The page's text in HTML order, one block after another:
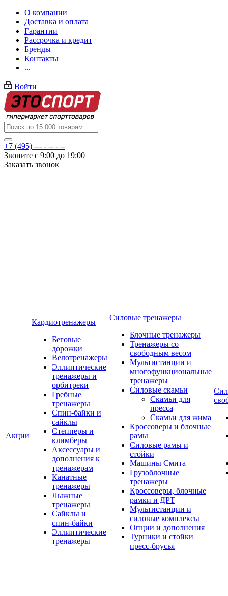
О компании
Доставка и оплата
Гарантии
Рассрочка и кредит
Бренды
Контакты
...
Войти
+7 (495) --- - -- - --
Звоните с 9:00 до 19:00
Заказать звонок
Акции
Кардиотренажеры
Беговые
дорожки
Велотренажеры
Эллиптические
тренажеры и
орбитреки
Гребные
тренажеры
Спин-байки и
сайклы
Степперы и
климберы
Аксессуары и
дополнения к
тренажерам
Канатные
тренажеры
Лыжные
тренажеры
Сайклы и
спин-байки
Эллиптические
тренажеры
Силовые тренажеры
Блочные тренажеры
Тренажеры со
свободным весом
Мультистанции и
многофункциональные
тренажеры
Силовые скамьи
Скамьи для
пресса
Скамьи для жима
Кроссоверы и блочные
рамы
Силовые рамы и
стойки
Машины Смита
Грузоблочные
тренажеры
Кроссоверы, блочные
рамки и ДРТ
Мультистанции и
силовые комплексы
Опции и дополнения
Турники и стойки
пресс-брусья